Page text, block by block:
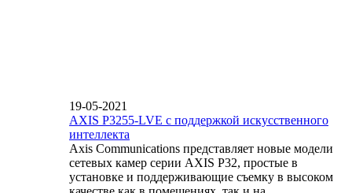
19-05-2021
AXIS P3255-LVE с поддержкой искусственного
интеллекта
Axis Communications представляет новые модели
сетевых камер серии AXIS P32, простые в
установке и поддерживающие съемку в высоком